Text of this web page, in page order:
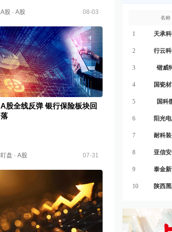
A股· A股 08-03
A股全线反弹 银行保险板块回
落
盯盘 · A股 07-31
名称
1 天承
2 行云
3 锴威
4 国瓷
5 国科
6 阳光
7 耐科
8 亚信
9 泰金
10 陕西